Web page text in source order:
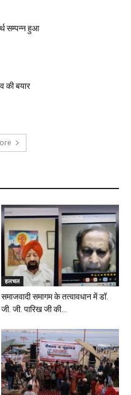
सम्पन्न हुआ
की बयार
हलचल
समाजवादी समागम के तत्वावधान में डॉ.
जी. जी. पारिख जी की...